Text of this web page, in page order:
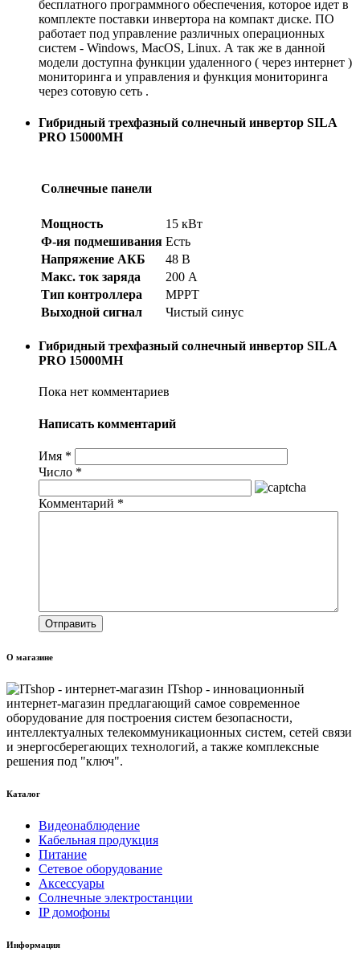
бесплатного программного обеспечения, которое идет в
комплекте поставки инвертора на компакт диске. ПО
работает под управление различных операционных
систем - Windows, MacOS, Linux. А так же в данной
модели доступна функции удаленного ( через интернет )
мониторинга и управления и функция мониторинга
через сотовую сеть .
Гибридный трехфазный солнечный инвертор SILA
PRO 15000MH
Солнечные панели
Мощность
15 кВт
Ф-ия подмешивания Есть
Напряжение АКБ
48 В
Макс. ток заряда
200 А
Тип контроллера
МРРТ
Выходной сигнал
Чистый синус
Гибридный трехфазный солнечный инвертор SILA
PRO 15000MH
Пока нет комментариев
Написать комментарий
Имя *
Число *
Комментарий *
О магазине
ITshop - инновационный
интернет-магазин предлагающий самое современное
оборудование для построения систем безопасности,
интеллектуалных телекоммуникационных систем, сетей связи
и энергосберегающих технологий, а также комплексные
решения под "ключ".
Каталог
Видеонаблюдение
Кабельная продукция
Питание
Сетевое оборудование
Аксессуары
Солнечные электростанции
IP домофоны
Информация